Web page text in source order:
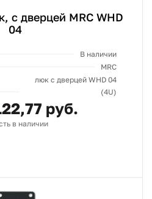
с дверцей MRC WHD
04
В наличии
MRC
люк с дверцей WHD 04
(4U)
руб.
в наличии